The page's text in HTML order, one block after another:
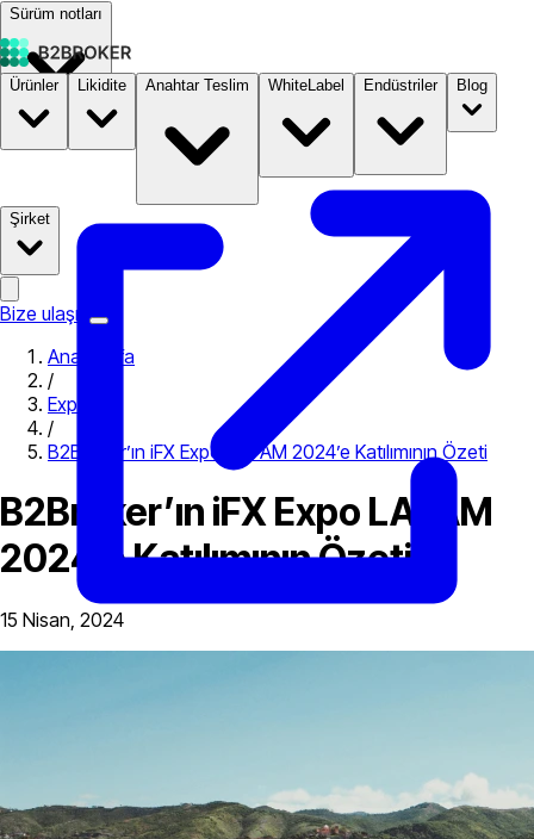
Sürüm notları
Dokümantasyon Fiyatlandırma B2STORE
Ürünler Likidite Anahtar Teslim WhiteLabel Endüstriler Blog
Şirket
Bize ulaşın
Ana Sayfa
/
Expo
/
B2Broker’ın iFX Expo LATAM 2024’e Katılımının Özeti
B2Broker’ın iFX Expo LATAM
2024’e Katılımının Özeti
15 Nisan, 2024